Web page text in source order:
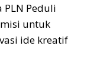
PLN Peduli
untuk
ide kreatif